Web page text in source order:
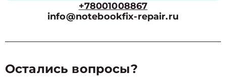
+78001008867
info@notebookfix-repair.ru
Остались вопросы?